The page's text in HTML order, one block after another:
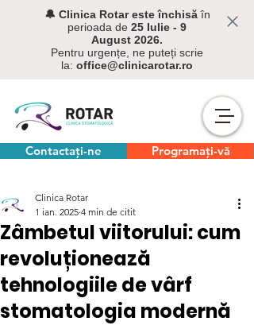
🔔 Clinica Rotar este închisăîn
perioada de 25 Iulie - 9
August 2026.
Pentru urgențe, ne puteți scrie
la: office@clinicarotar.ro
Contactați-ne Programați-vă
Zâmbetul viitorului: cum
revoluționează
tehnologiile de vârf
stomatologia modernă
Clinica Rotar
1 ian. 2025 4 min de citit